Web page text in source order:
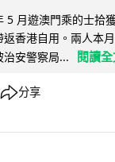
5 月遊澳門乘的士拾
香港自用。兩人本
安警察局...
閱讀
分享